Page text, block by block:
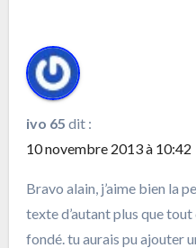
ivo 65 dit :
10 novembre 2013 à 10:42
Bravo alain, j’aime bien la
texte d’autant plus que
fondé. tu aurais pu ajouter